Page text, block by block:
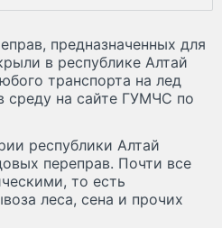
предназначенных для
в республике Алтай
транспорта на лед
среду на сайте ГУМЧС по
республики Алтай
переправ. Почти все
то есть
леса, сена и прочих